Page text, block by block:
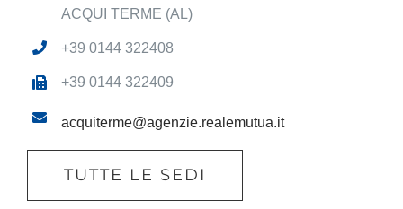
ACQUI TERME (AL)
+39 0144 322408
+39 0144 322409
acquiterme@agenzie.realemutua.it
TUTTE LE SEDI